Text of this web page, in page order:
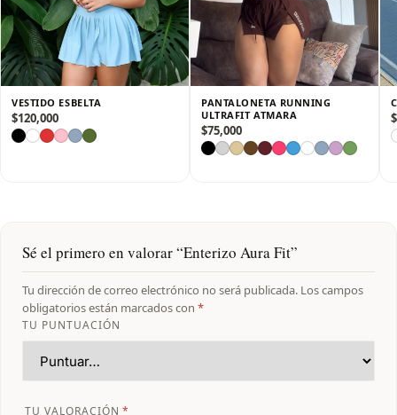
cobertura.
✔️ Tela elástica de alta compresión y suavidad, que brinda
soporte, comodidad y libertad total de movimiento.
✔️ Tecnología transpirable y de secado rápido, perfecta para
entrenamientos, actividades diarias o outfits sport y con
actitud.
✔️ Corte favorecedor que moldea visualmente la figura y
aporta una apariencia firme, femenina y segura.
VESTIDO ESBELTA
$120,000
PANTALONETA RUNNING
ULTRAFIT ATMARA
$75,000
$
Sé el primero en valorar “Enterizo Aura Fit”
Tu dirección de correo electrónico no será publicada. Los campos
obligatorios están marcados con *
TU PUNTUACIÓN
TU VALORACIÓN*